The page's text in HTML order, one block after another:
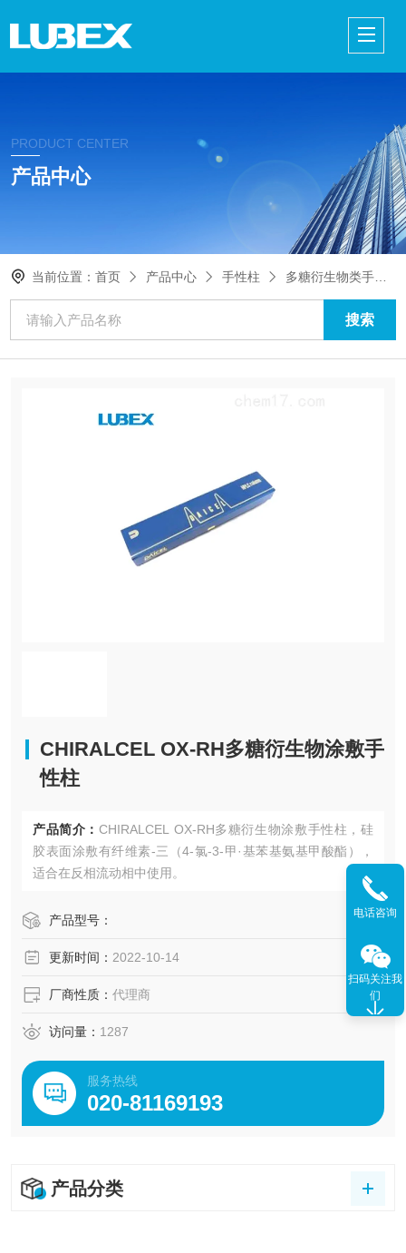
PRODUCT CENTER
产品中心
当前位置：首页 产品中心 手性柱 多糖衍生物类手性柱
CHIRALCEL OX-RH多糖衍生物涂敷手
性柱
产品简介： CHIRALCEL OX-RH多糖衍生物涂敷手性柱，硅
胶表面涂敷有纤维素-三（4-氯-3-甲·基苯基氨基甲酸酯），
适合在反相流动相中使用。
产品型号：
更新时间： 2022-10-14
厂商性质： 代理商
访问量： 1287
服务热线
020-81169193
产品分类
电话咨询
扫码关注我
们